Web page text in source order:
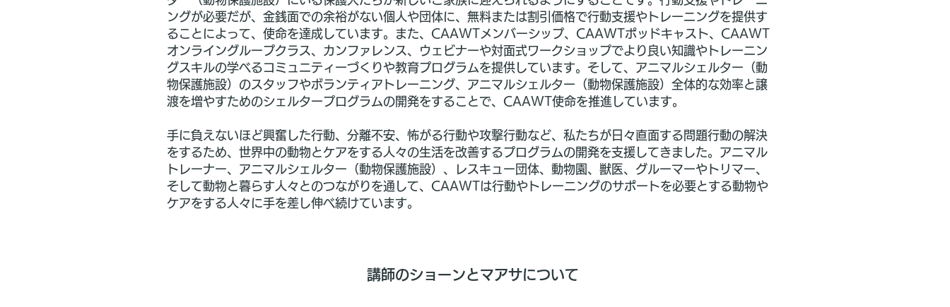
ングが必要だが、金銭面での余裕がない個人や団体に、無料または割引価格で行動支援やトレーニングを提供す
ることによって、使命を達成しています。また、CAAWTメンバーシップ、CAAWTポッドキャスト、CAAWT
オンライングループクラス、カンファレンス、ウェビナーや対面式ワークショップでより良い知識やトレーニン
グスキルの学べるコミュニティーづくりや教育プログラムを提供しています。そして、アニマルシェルター（動
物保護施設）のスタッフやボランティアトレーニング、アニマルシェルター（動物保護施設）全体的な効率と譲
渡を増やすためのシェルタープログラムの開発をすることで、CAAWT使命を推進しています。
手に負えないほど興奮した行動、分離不安、怖がる行動や攻撃行動など、私たちが日々直面する問題行動の解決
をするため、世界中の動物とケアをする人々の生活を改善するプログラムの開発を支援してきました。アニマル
トレーナー、アニマルシェルター（動物保護施設）、レスキュー団体、動物園、獣医、グルーマーやトリマー、
そして動物と暮らす人々とのつながりを通して、CAAWTは行動やトレーニングのサポートを必要とする動物や
ケアをする人々に手を差し伸べ続けています。
講師のショーンとマアサについて